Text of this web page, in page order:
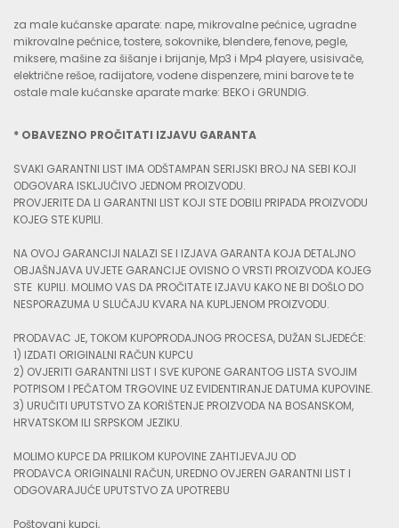
za male kućanske aparate: nape, mikrovalne pećnice, ugradne
mikrovalne pećnice, tostere, sokovnike, blendere, fenove, pegle,
miksere, mašine za šišanje i brijanje, Mp3 i Mp4 playere, usisivače,
električne rešoe, radijatore, vodene dispenzere, mini barove te te
ostale male kućanske aparate marke: BEKO i GRUNDIG.
* OBAVEZNO PROČITATI IZJAVU GARANTA
SVAKI GARANTNI LIST IMA ODŠTAMPAN SERIJSKI BROJ NA SEBI KOJI
ODGOVARA ISKLJUČIVO JEDNOM PROIZVODU.
PROVJERITE DA LI GARANTNI LIST KOJI STE DOBILI PRIPADA PROIZVODU
KOJEG STE KUPILI.
NA OVOJ GARANCIJI NALAZI SE I IZJAVA GARANTA KOJA DETALJNO
OBJAŠNJAVA UVJETE GARANCIJE OVISNO O VRSTI PROIZVODA KOJEG
STE KUPILI. MOLIMO VAS DA PROČITATE IZJAVU KAKO NE BI DOŠLO DO
NESPORAZUMA U SLUČAJU KVARA NA KUPLJENOM PROIZVODU.
PRODAVAC JE, TOKOM KUPOPRODAJNOG PROCESA, DUŽAN SLJEDEĆE:
1) IZDATI ORIGINALNI RAČUN KUPCU
2) OVJERITI GARANTNI LIST I SVE KUPONE GARANTOG LISTA SVOJIM
POTPISOM I PEČATOM TRGOVINE UZ EVIDENTIRANJE DATUMA KUPOVINE.
3) URUČITI UPUTSTVO ZA KORIŠTENJE PROIZVODA NA BOSANSKOM,
HRVATSKOM ILI SRPSKOM JEZIKU.
MOLIMO KUPCE DA PRILIKOM KUPOVINE ZAHTIJEVAJU OD
PRODAVCA ORIGINALNI RAČUN, UREDNO OVJEREN GARANTNI LIST I
ODGOVARAJUĆE UPUTSTVO ZA UPOTREBU
Poštovani kupci,